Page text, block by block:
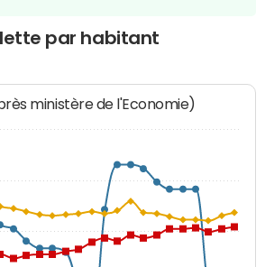
par habitant
ministère de l'Economie)